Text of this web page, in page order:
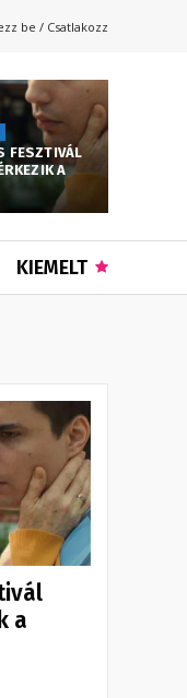
be / Csatlakozz
FESZTIVÁL
A
KIEMELT
a